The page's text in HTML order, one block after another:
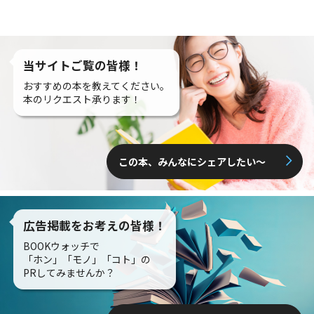
当サイトご覧の皆様！
おすすめの本を教えてください。
本のリクエスト承ります！
この本、みんなにシェアしたい〜
広告掲載をお考えの皆様！
BOOKウォッチで
「ホン」「モノ」「コト」の
PRしてみませんか？